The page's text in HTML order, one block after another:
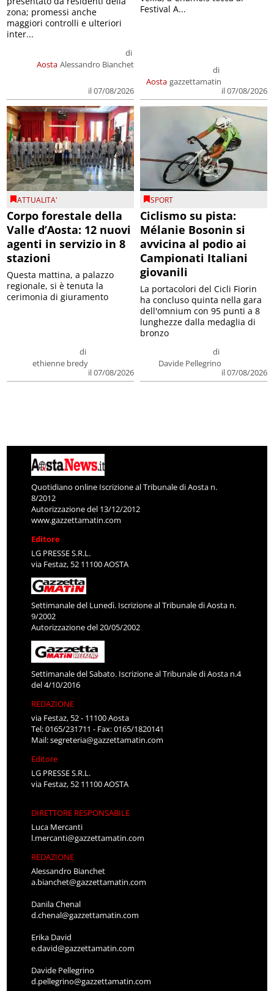
Aosta
di
Alessandro Bianchet
il 07/08/2026
zona; promessi anche
maggiori controlli e ulteriori
inter...
Aosta
di
gazzettamatin
il 07/08/2026
Festival A...
ATTUALITA'
Corpo forestale della
Valle d’Aosta: 12 nuovi
agenti in servizio in 8
stazioni
di
ethienne bredy
il 07/08/2026
Questa mattina, a palazzo
regionale, si è tenuta la
cerimonia di giuramento
SPORT
Ciclismo su pista:
Mélanie Bosonin si
avvicina al podio ai
Campionati Italiani
giovanili
di
Davide Pellegrino
il 07/08/2026
La portacolori del Cicli Fiorin
ha concluso quinta nella gara
dell'omnium con 95 punti a 8
lunghezze dalla medaglia di
bronzo
Quotidiano online Iscrizione al Tribunale di Aosta n.
8/2012
Autorizzazione del 13/12/2012
www.gazzettamatin.com
Editore
LG PRESSE S.R.L.
via Festaz, 52 11100 AOSTA
Settimanale del Lunedì. Iscrizione al Tribunale di Aosta n.
9/2002
Autorizzazione del 20/05/2002
Settimanale del Sabato. Iscrizione al Tribunale di Aosta n.4
del 4/10/2016
REDAZIONE
via Festaz, 52 - 11100 Aosta
Tel: 0165/231711 - Fax: 0165/1820141
Mail:segreteria@gazzettamatin.com
Editore
LG PRESSE S.R.L.
via Festaz, 52 11100 AOSTA
DIRETTORE RESPONSABILE
Luca Mercanti
l.mercanti@gazzettamatin.com
REDAZIONE
Alessandro Bianchet
a.bianchet@gazzettamatin.com
Danila Chenal
d.chenal@gazzettamatin.com
Erika David
e.david@gazzettamatin.com
Davide Pellegrino
d.pellegrino@gazzettamatin.com